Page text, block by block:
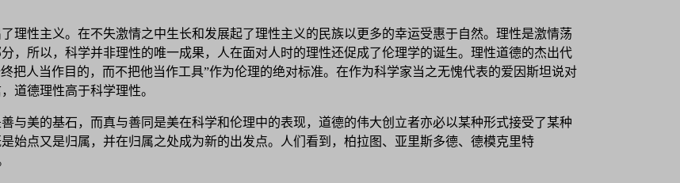
理性主义。在不失激情之中生长和发展起了理性主义的民族以更多的幸运受惠于自然。理性是激情荡
，所以，科学并非理性的唯一成果，人在面对人时的理性还促成了伦理学的诞生。理性道德的杰出代
把人当作目的，而不把他当作工具”作为伦理的绝对标准。在作为科学家当之无愧代表的爱因斯坦说对
道德理性高于科学理性。
与美的基石，而真与善同是美在科学和伦理中的表现，道德的伟大创立者亦必以某种形式接受了某种
始点又是归属，并在归属之处成为新的出发点。人们看到，柏拉图、亚里斯多德、德模克里特